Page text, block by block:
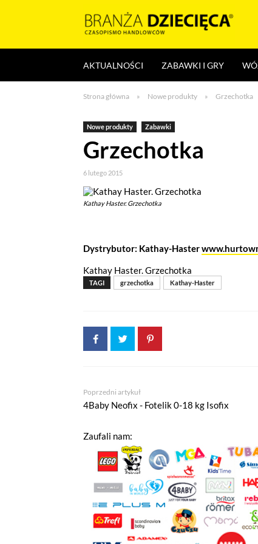
Branża
dziecięca
AKTUALNOŚCI ZABAWKI I GRY
Strona główna » Nowe produkty » Grzechotka
Nowe produkty Zabawki
Grzechotka
6 lutego 2015
Kathay Haster. Grzechotka
Dystrybutor: Kathay-Haster
Kathay Haster. Grzechotka
TAGI grzechotka Kathay-Haster
Poprzedni artykuł
4Baby Neofix - Fotelik 0-18 kg Isofix
Zaufali nam: